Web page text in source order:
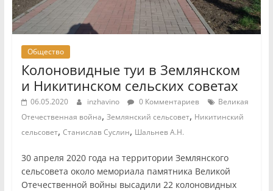
Общество
Колоновидные туи в Землянском
и Никитинском сельских советах
06.05.2020 inzhavino 0 Комментариев
Великая
Отечественная война, Землянский сельсовет, Никитинский
сельсовет, Станислав Суслин, Шальнев А.Н.
30 апреля 2020 года на территории Землянского
сельсовета около мемориала памятника Великой
Отечественной войны высадили 22 колоновидных